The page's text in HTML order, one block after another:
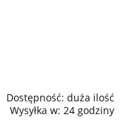
Dostępność: duża ilość
Wysyłka w: 24 godziny